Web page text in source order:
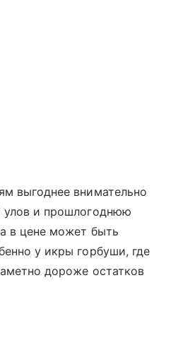
выгоднее внимательно
улов и прошлогоднюю
в цене может быть
у икры горбуши, где
дороже остатков